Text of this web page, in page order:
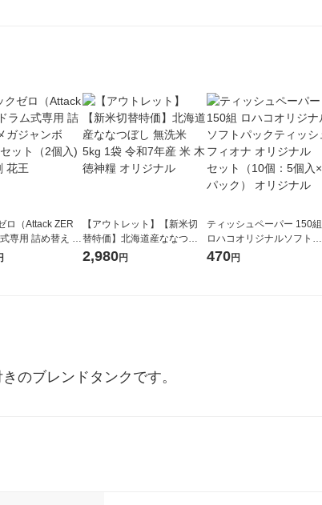
ロ（Attack ZER
専用 詰め替え メ
2300g 1セット
【アウトレット】【新米切
替特価】北海道産ななつぼ
し 無洗米 5kg 1袋 令和7年産
2,980円
ティッシュペーパー 150組
ロハコオリジナルソフトパ
ックティッシュ フィオナ オ
470円
のブレンドタンクです。